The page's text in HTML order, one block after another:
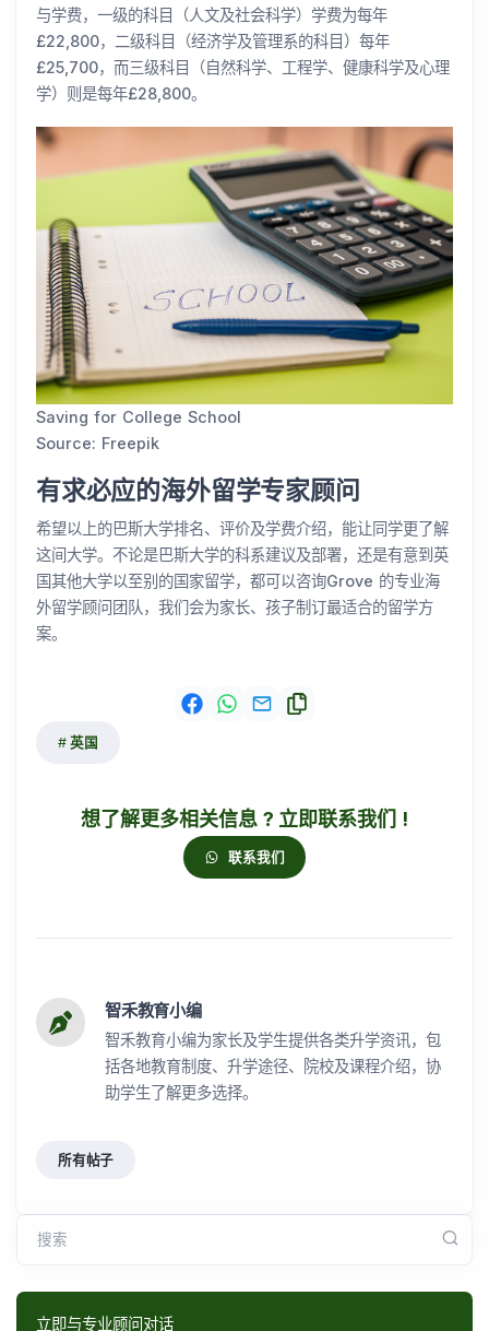
与学费，一级的科目（人文及社会科学）学费为每年
£22,800，二级科目（经济学及管理系的科目）每年
£25,700，而三级科目（自然科学、工程学、健康科学及心理
学）则是每年£28,800。
Saving for College School
Source: Freepik
有求必应的海外留学专家顾问
希望以上的巴斯大学排名、评价及学费介绍，能让同学更了解
这间大学。不论是巴斯大学的科系建议及部署，还是有意到英
国其他大学以至别的国家留学，都可以咨询Grove 的专业海
外留学顾问团队，我们会为家长、孩子制订最适合的留学方
案。
英国
想了解更多相关信息 ? 立即联系我们 !
联系我们
智禾教育小编
智禾教育小编为家长及学生提供各类升学资讯，包
括各地教育制度、升学途径、院校及课程介绍，协
助学生了解更多选择。
所有帖子
搜索
立即与专业顾问对话